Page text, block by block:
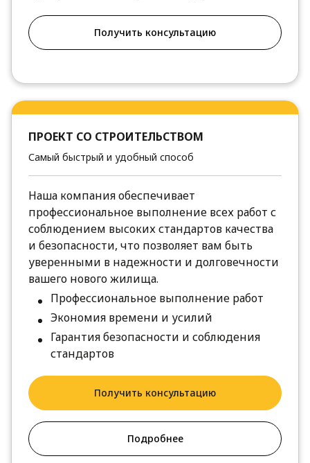
Получить консультацию
ПРОЕКТ СО СТРОИТЕЛЬСТВОМ
Самый быстрый и удобный способ
Наша компания обеспечивает
профессиональное выполнение всех работ с
соблюдением высоких стандартов качества
и безопасности, что позволяет вам быть
уверенными в надежности и долговечности
вашего нового жилища.
Профессиональное выполнение работ
Экономия времени и усилий
Гарантия безопасности и соблюдения
стандартов
Получить консультацию
Подробнее